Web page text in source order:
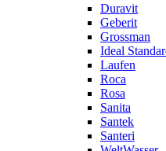
Duravit
Geberit
Grossman
Ideal
Laufen
Roca
Rosa
Sanita
Santek
Santeri